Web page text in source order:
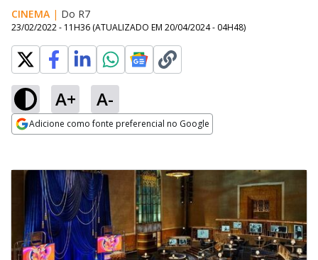
CINEMA | Do R7
23/02/2022 - 11H36 (ATUALIZADO EM 20/04/2024 - 04H48)
A+ A-
Adicione como fonte preferencial no Google